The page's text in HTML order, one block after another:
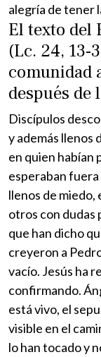
alegría de tener
El texto del
(Lc. 24, 13-
comunidad
después de
Discípulos
y además llenos
en quien habían
esperaban
llenos de miedo,
otros con dudas
que han dicho
creyeron a
vacío. Jesús ha
confirmando.
está vivo, el
visible en el
lo han tocado y